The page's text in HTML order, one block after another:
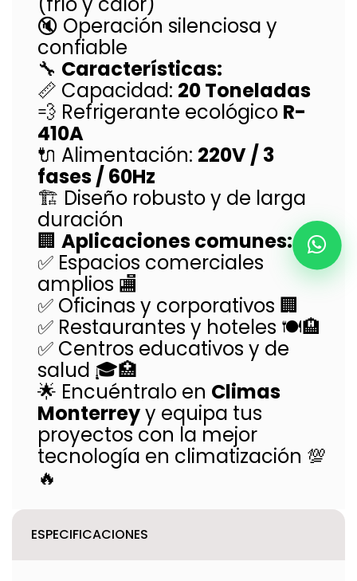
🔇 Operación silenciosa y
confiable
🔧 Características:
📏 Capacidad: 20 Toneladas
💨 Refrigerante ecológico R-
410A
🔌 Alimentación: 220V / 3
fases / 60Hz
🏗️ Diseño robusto y de larga
duración
🏢 Aplicaciones comunes:
✅ Espacios comerciales
amplios 🏬
✅ Oficinas y corporativos 🏢
✅ Restaurantes y hoteles 🍽️🏨
✅ Centros educativos y de
salud 🎓🏥
🌟 Encuéntralo en Climas
Monterreyy equipa tus
proyectos con la mejor
tecnología en climatización 💯
🔥
ESPECIFICACIONES